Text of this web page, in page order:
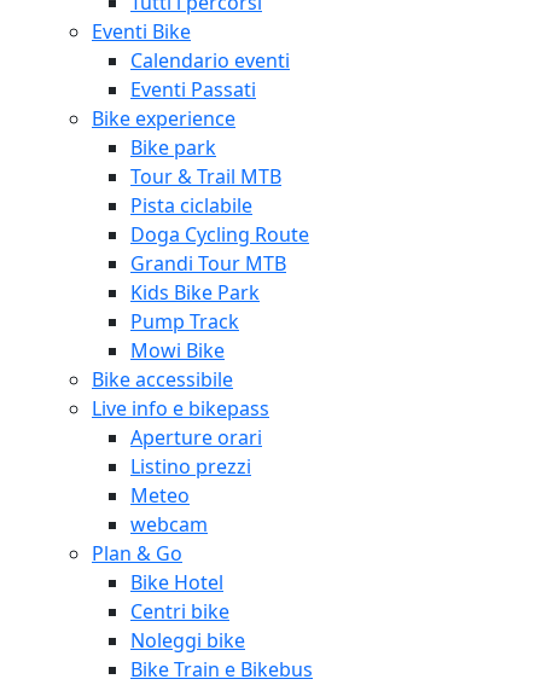
Eventi Bike
Calendario eventi
Eventi Passati
Bike experience
Bike park
Tour & Trail MTB
Pista ciclabile
Doga Cycling Route
Grandi Tour MTB
Kids Bike Park
Pump Track
Mowi Bike
Bike accessibile
Live info e bikepass
Aperture orari
Listino prezzi
Meteo
webcam
Plan & Go
Bike Hotel
Centri bike
Noleggi bike
Bike Train e Bikebus